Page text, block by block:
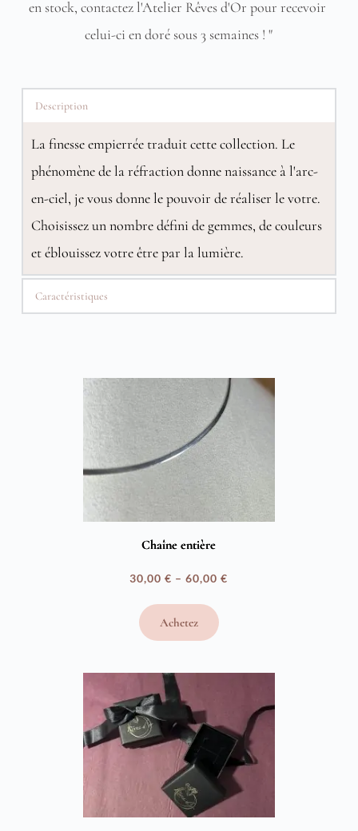
en stock, contactez l'Atelier Rêves d'Or pour recevoir
celui-ci en doré sous 3 semaines ! "
Description
La finesse empierrée traduit cette collection. Le
phénomène de la réfraction donne naissance à l'arc-
en-ciel, je vous donne le pouvoir de réaliser le votre.
Choisissez un nombre défini de gemmes, de couleurs
et éblouissez votre être par la lumière.
Caractéristiques
Chaîne entière
30,00€ –60,00€
Plage
prix :
60,00 €
Achetez